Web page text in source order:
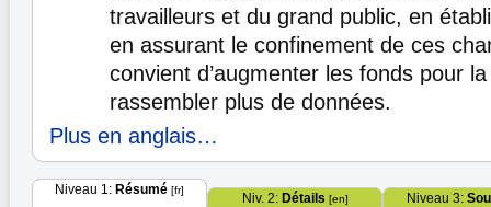
travailleurs et du grand public, en
en assurant le confinement de ces
convient d’augmenter les fonds pour
rassembler plus de données.
Plus en anglais…
Niveau 1: Résumé [fr]
Niv. 2: Détails [en] Niveau 3: